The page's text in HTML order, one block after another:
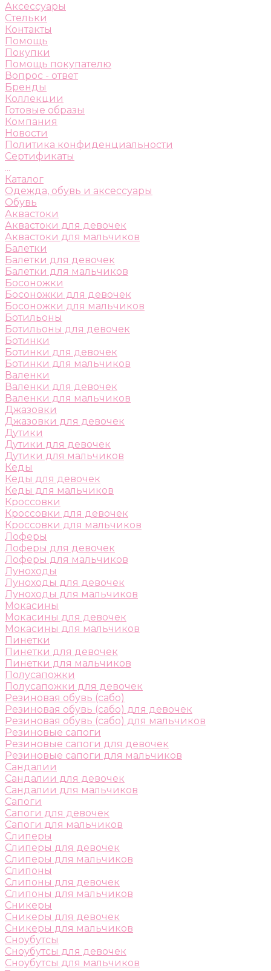
Аксессуары
Стельки
Контакты
Помощь
Покупки
Помощь покупателю
Вопрос - ответ
Бренды
Коллекции
Готовые образы
Компания
Новости
Политика конфиденциальности
Сертификаты
...
Каталог
Одежда, обувь и аксессуары
Обувь
Аквастоки
Аквастоки для девочек
Аквастоки для мальчиков
Балетки
Балетки для девочек
Балетки для мальчиков
Босоножки
Босоножки для девочек
Босоножки для мальчиков
Ботильоны
Ботильоны для девочек
Ботинки
Ботинки для девочек
Ботинки для мальчиков
Валенки
Валенки для девочек
Валенки для мальчиков
Джазовки
Джазовки для девочек
Дутики
Дутики для девочек
Дутики для мальчиков
Кеды
Кеды для девочек
Кеды для мальчиков
Кроссовки
Кроссовки для девочек
Кроссовки для мальчиков
Лоферы
Лоферы для девочек
Лоферы для мальчиков
Луноходы
Луноходы для девочек
Луноходы для мальчиков
Мокасины
Мокасины для девочек
Мокасины для мальчиков
Пинетки
Пинетки для девочек
Пинетки для мальчиков
Полусапожки
Полусапожки для девочек
Резиновая обувь (сабо)
Резиновая обувь (сабо) для девочек
Резиновая обувь (сабо) для мальчиков
Резиновые сапоги
Резиновые сапоги для девочек
Резиновые сапоги для мальчиков
Сандалии
Сандалии для девочек
Сандалии для мальчиков
Сапоги
Сапоги для девочек
Сапоги для мальчиков
Слиперы
Слиперы для девочек
Слиперы для мальчиков
Слипоны
Слипоны для девочек
Слипоны для мальчиков
Сникеры
Сникеры для девочек
Сникеры для мальчиков
Сноубутсы
Сноубутсы для девочек
Сноубутсы для мальчиков